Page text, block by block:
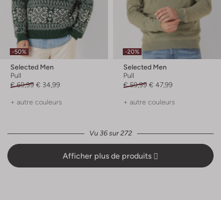
-50%
Selected Men
Pull
€ 69,99 € 34,99
+ autre couleurs
-20%
Selected Men
Pull
€ 59,99 € 47,99
+ autre couleurs
Vu 36 sur 272
Afficher plus de produits